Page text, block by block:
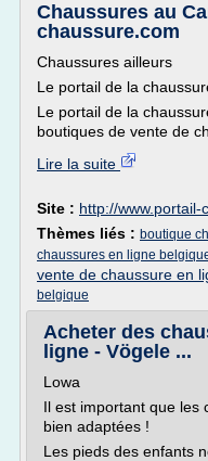
Chaussures au
chaussure.com
Chaussures ailleurs
Le portail de la
Le portail de la
boutiques de vente de
Lire la suite
Site : http://www.portail-
Thèmes liés : boutique
chaussures en ligne
vente de chaussure en
belgique
Acheter des
ligne - Vögele ...
Lowa
Il est important que les
bien adaptées !
Les pieds des enfants